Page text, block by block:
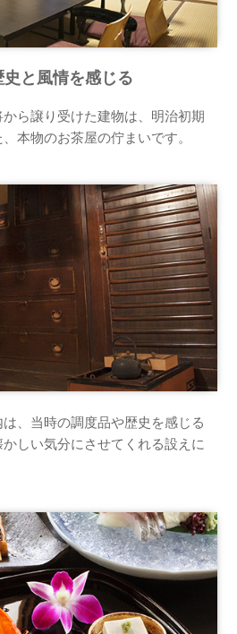
と風情を感じる
ら譲り受けた建物は、明治初期
本物のお茶屋の佇まいです。
、当時の調度品や歴史を感じる
しい気分にさせてくれる設えに